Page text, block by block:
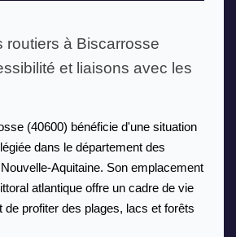
routiers à Biscarrosse
et liaisons avec les
(40600) bénéficie d'une situation
dans le département des
Aquitaine. Son emplacement
atlantique offre un cadre de vie
de profiter des plages, lacs et forêts